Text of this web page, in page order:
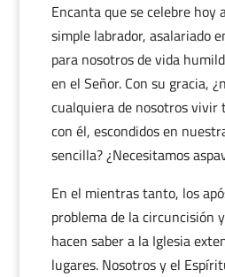
Encanta que se celebre hoy
simple labrador, asalariado
para nosotros de vida
en el Señor. Con su gracia,
cualquiera de nosotros vivir
con él, escondidos en
sencilla? ¿Necesitamos
En el mientras tanto, los
problema de la circuncisión
hacen saber a la Iglesia
lugares. Nosotros y el